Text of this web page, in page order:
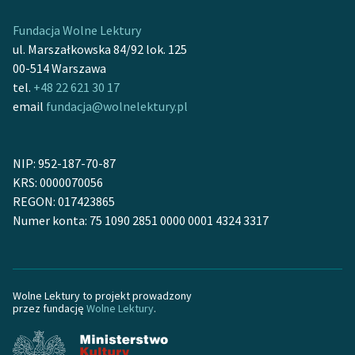
Ręce pełne poezji
do domeny publicznej,
Odkurzamy bohaterów
Szkoła Poezji Wolnych
O nas
Kontakt
O projekcie
Fundacja Wolne Lektury
ul. Marszałkowska 84/92 lok. 125
00-514 Warszawa
tel. +48 22 621 30 17
email fundacja@wolnelektury.pl
NIP: 952-187-70-87
KRS: 0000070056
REGON: 017423865
Numer konta: 75 1090 2851 0000 0001 4324 3317
Wolne Lektury to projekt prowadzony
przez fundację Wolne Lektury.